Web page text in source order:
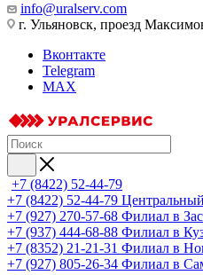
info@uralserv.com
г. Ульяновск, проезд
Вконтакте
Telegram
MAX
+7 (8422) 52-44-79
+7 (8422) 52-44-79
+7 (927) 270-57-68 Филиал в
+7 (937) 444-68-88 Филиал в
+7 (8352) 21-21-31 Филиал в
+7 (927) 805-26-34 Филиал в